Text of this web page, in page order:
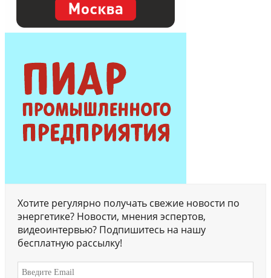
Хотите регулярно получать свежие новости по
энергетике? Новости, мнения эспертов,
видеоинтервью? Подпишитесь на нашу
бесплатную рассылку!